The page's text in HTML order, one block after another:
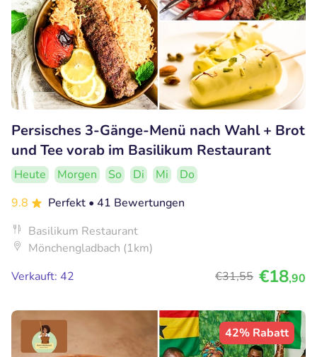
Persisches 3-Gänge-Menü nach Wahl + Brot
und Tee vorab im Basilikum Restaurant
Heute Morgen So Di Mi
Do
9.8
Perfekt • 41 Bewertungen
Basilikum Restaurant
Mönchengladbach (1km)
Verkauft: 42
€31,55 €18,90
42% Rabatt